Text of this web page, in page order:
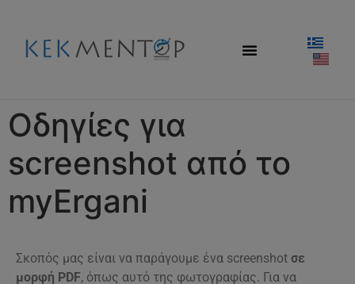
Οδηγίες για
screenshot από το
myErgani
Σκοπός μας είναι να παράγουμε ένα screenshot σε
μορφή PDF, όπως αυτό της φωτογραφίας. Για να